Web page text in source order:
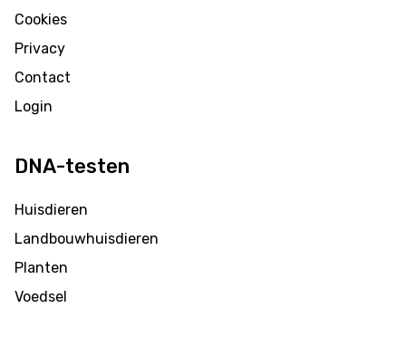
Cookies
Privacy
Contact
Login
DNA-testen
Huisdieren
Landbouwhuisdieren
Planten
Voedsel